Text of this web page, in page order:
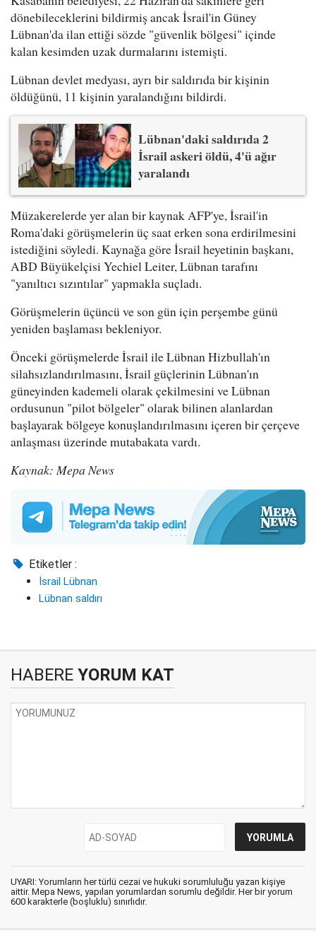
dönebileceklerini bildirmiş ancak İsrail'in Güney
Lübnan'da ilan ettiği sözde "güvenlik bölgesi" içinde
kalan kesimden uzak durmalarını istemişti.
Lübnan devlet medyası, ayrı bir saldırıda bir kişinin
öldüğünü, 11 kişinin yaralandığını bildirdi.
Lübnan'daki saldırıda 2
İsrail askeri öldü, 4'ü ağır
yaralandı
Müzakerelerde yer alan bir kaynak AFP'ye, İsrail'in
Roma'daki görüşmelerin üç saat erken sona erdirilmesini
istediğini söyledi. Kaynağa göre İsrail heyetinin başkanı,
ABD Büyükelçisi Yechiel Leiter, Lübnan tarafını
"yanıltıcı sızıntılar" yapmakla suçladı.
Görüşmelerin üçüncü ve son gün için perşembe günü
yeniden başlaması bekleniyor.
Önceki görüşmelerde İsrail ile Lübnan Hizbullah'ın
silahsızlandırılmasını, İsrail güçlerinin Lübnan'ın
güneyinden kademeli olarak çekilmesini ve Lübnan
ordusunun "pilot bölgeler" olarak bilinen alanlardan
başlayarak bölgeye konuşlandırılmasını içeren bir çerçeve
anlaşması üzerinde mutabakata vardı.
Kaynak: Mepa News
Etiketler :
İsrail Lübnan
Lübnan saldırı
HABERE YORUM KAT
UYARI: Yorumların her türlü cezai ve hukuki sorumluluğu yazan kişiye
aittir. Mepa News, yapılan yorumlardan sorumlu değildir. Her bir yorum
600 karakterle (boşluklu) sınırlıdır.